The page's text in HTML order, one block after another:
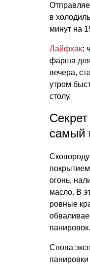
в
минут на
Лайфхак:
фарша для
вечера,
утром
столу.
самый
огонь,
масло. В
ровные
панировок.
Снова
панировки